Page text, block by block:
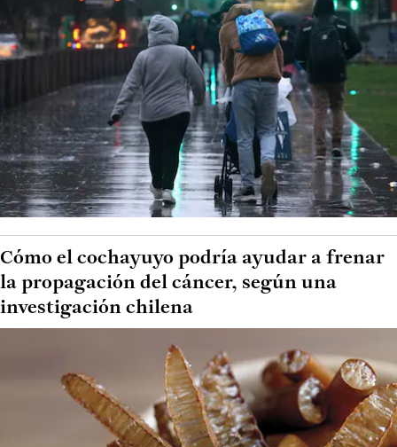
Cómo el cochayuyo podría ayudar a frenar
la propagación del cáncer, según una
investigación chilena